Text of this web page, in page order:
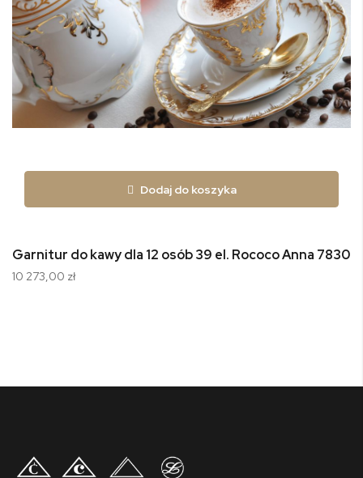
Dodaj do koszyka
Garnitur do kawy dla 12 osób 39 el. Rococo Anna 7830
10 273,00 zł